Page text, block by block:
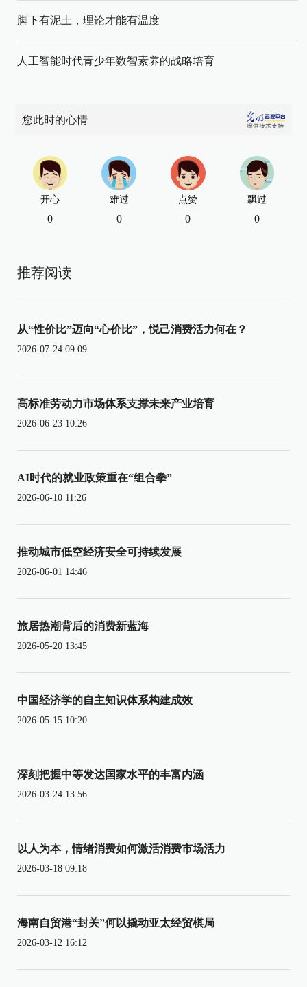
脚下有泥土，理论才能有温度
人工智能时代青少年数智素养的战略培育
您此时的心情
开心
0
难过
0
点赞
0
飘过
0
推荐阅读
从“性价比”迈向“心价比”，悦己消费活力何在？
2026-07-24 09:09
高标准劳动力市场体系支撑未来产业培育
2026-06-23 10:26
AI时代的就业政策重在“组合拳”
2026-06-10 11:26
推动城市低空经济安全可持续发展
2026-06-01 14:46
旅居热潮背后的消费新蓝海
2026-05-20 13:45
中国经济学的自主知识体系构建成效
2026-05-15 10:20
深刻把握中等发达国家水平的丰富内涵
2026-03-24 13:56
以人为本，情绪消费如何激活消费市场活力
2026-03-18 09:18
海南自贸港“封关”何以撬动亚太经贸棋局
2026-03-12 16:12